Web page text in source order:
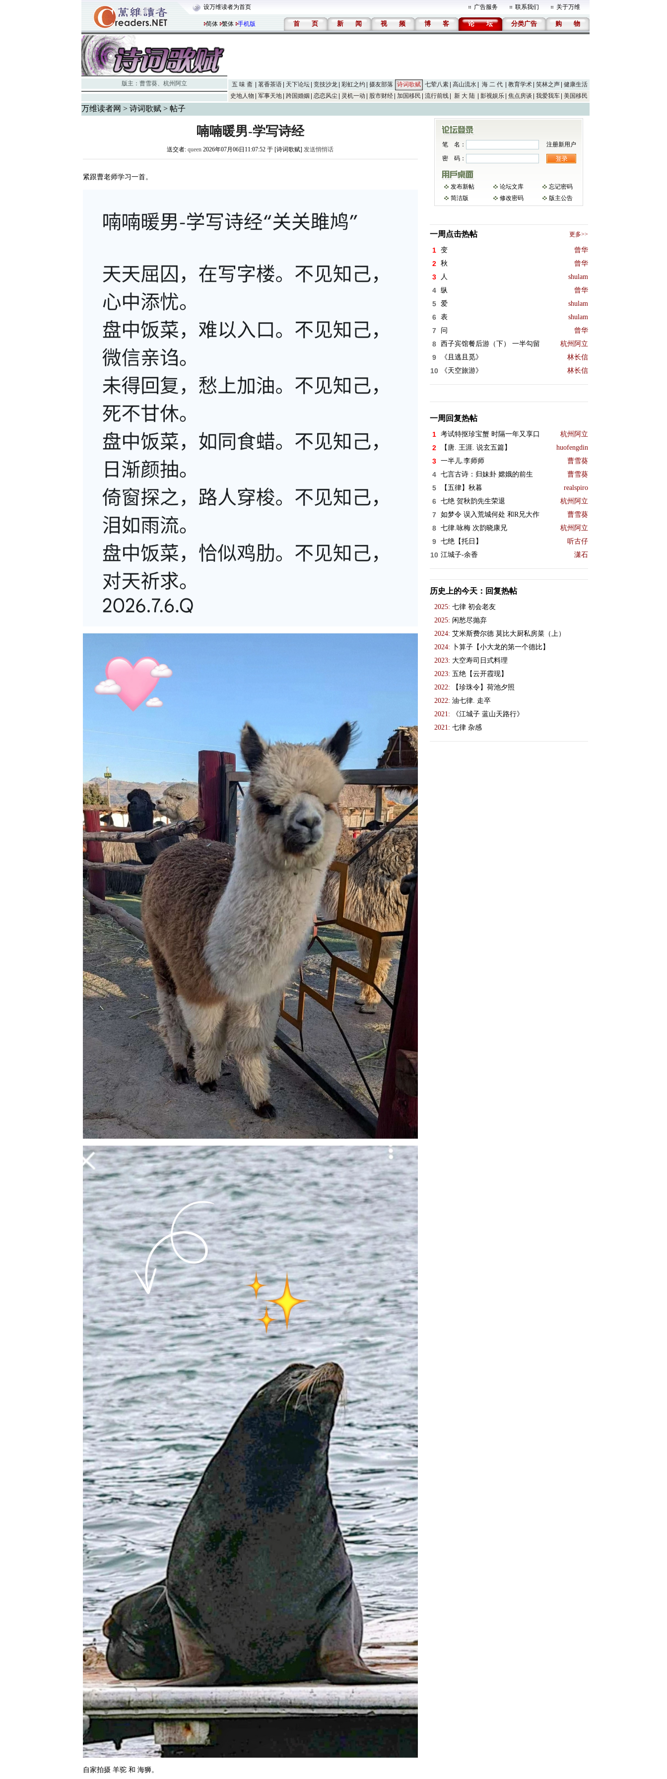
设万维读者为首页 广告服务 联系我们 关于万维
简体 繁体 手机版 首 页 新 闻 视 频 博 客 论 坛 分类广告 购 物
版主： 曹雪葵、 杭州阿立 五 味 斋 茗香茶语 天下论坛 竞技沙龙 彩虹之约 摄友部落 诗词歌赋 七荤八素 高山流水 海 二 代 教育学术 笑林之声
健康生活
史地人物
军事天地 跨国婚姻 恋恋风尘 灵机一动 股市财经 加国移民 流行前线 新 大 陆 影视娱乐 焦点房谈 我爱我车 美国移民
万维读者网 > 诗词歌赋> 帖子
喃喃暖男-学写诗经
送交者: queen 2026年07月06日11:07:52 于 [诗词歌赋] 发送悄悄话
紧跟曹老师学习一首。
自家拍摄 羊驼 和 海狮。
笔 名：
注册新用户
密 码：
发布新帖 论坛文库
忘记密码
简洁版
修改密码 版主公告
一周点击热帖 更多>>
1 变 曾华
2 秋 曾华
3 人 shulam
4 纵 曾华
5 爱 shulam
6 表 shulam
7 问 曾华
8 西子宾馆餐后游（下） 一半勾留 杭州阿立
9 《且逃且觅》 林长信
10 《天空旅游》 林长信
一周回复热帖
1 考试特抠珍宝蟹 时隔一年又享口 杭州阿立
2 【唐. 王涯. 说玄五篇】 huofengdin
3 一半儿.李师师 曹雪葵
4 七言古诗：归妹卦 嫦娥的前生 曹雪葵
5 【五律】秋暮 realspiro
6 七绝 贺秋韵先生荣退 杭州阿立
7 如梦令 误入荒城何处 和R兄大作 曹雪葵
8 七律.咏梅 次韵晓康兄 杭州阿立
9 七绝【托日】 听古仔
10 江城子-余香 潇石
历史上的今天：回复热帖
2025: 七律 初会老友
2025: 闲愁尽抛弃
2024: 艾米斯费尔德 莫比大厨私房菜（上）
2024:
卜算子【小大龙的第一个德比】
2023: 大空寿司日式料理
2023: 五绝【云开霞现】
2022:
【珍珠令】荷池夕照
2022: 油七律. 走卒
2021:
《江城子 蓝山天路行》
2021: 七律 杂感